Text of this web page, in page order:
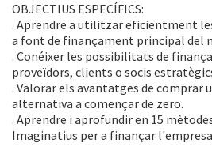
OBJECTIUS ESPECÍFICS:
. Aprendre a utilitzar eficientment
a font de finançament principal del
. Conéixer les possibilitats de
proveïdors, clients o socis
. Valorar els avantatges de comprar
alternativa a començar de zero.
. Aprendre i aprofundir en 15
Imaginatius per a finançar